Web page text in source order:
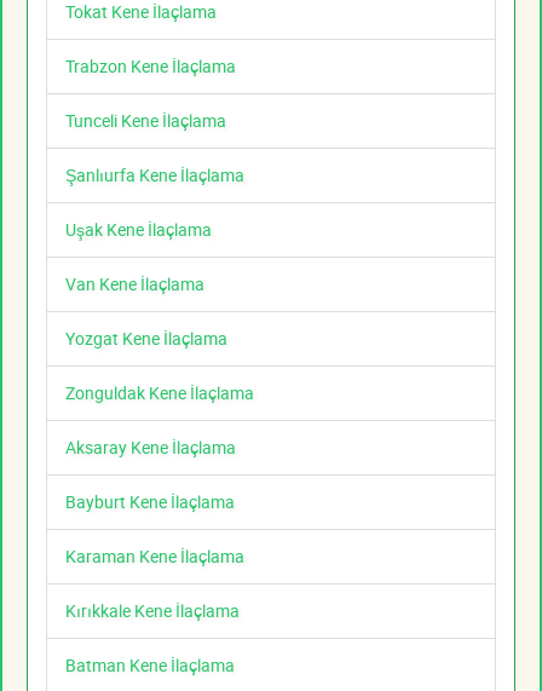
Tokat Kene İlaçlama
Trabzon Kene İlaçlama
Tunceli Kene İlaçlama
Şanlıurfa Kene İlaçlama
Uşak Kene İlaçlama
Van Kene İlaçlama
Yozgat Kene İlaçlama
Zonguldak Kene İlaçlama
Aksaray Kene İlaçlama
Bayburt Kene İlaçlama
Karaman Kene İlaçlama
Kırıkkale Kene İlaçlama
Batman Kene İlaçlama